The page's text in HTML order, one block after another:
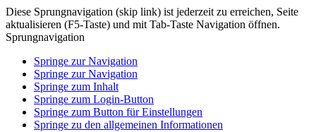
Diese Sprungnavigation (skip link) ist jederzeit zu erreichen, Seite
aktualisieren (F5-Taste) und mit Tab-Taste Navigation öffnen.
Sprungnavigation
Springe zur Navigation
Springe zur Navigation
Springe zum Inhalt
Springe zum Login-Button
Springe zum Button für Einstellungen
Springe zu den allgemeinen Informationen